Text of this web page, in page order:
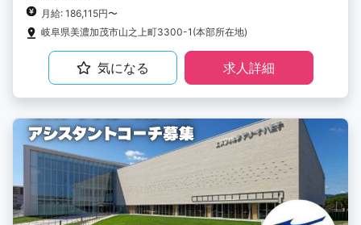
月給: 186,115円〜
岐阜県美濃加茂市山之上町3300-1(本部所在地)
気になる 求人詳細